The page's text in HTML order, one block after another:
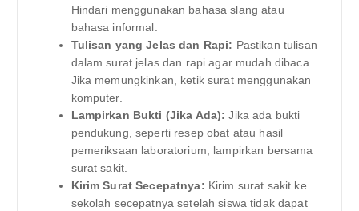
Hindari menggunakan bahasa slang atau
bahasa informal.
Tulisan yang Jelas dan Rapi: Pastikan tulisan
dalam surat jelas dan rapi agar mudah dibaca.
Jika memungkinkan, ketik surat menggunakan
komputer.
Lampirkan Bukti (Jika Ada): Jika ada bukti
pendukung, seperti resep obat atau hasil
pemeriksaan laboratorium, lampirkan bersama
surat sakit.
Kirim Surat Secepatnya: Kirim surat sakit ke
sekolah secepatnya setelah siswa tidak dapat